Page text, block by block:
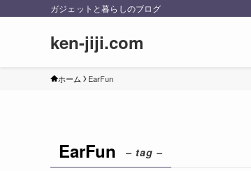
ガジェットと暮らしのブログ
ken-jiji.com
ホーム EarFun
EarFun – tag –